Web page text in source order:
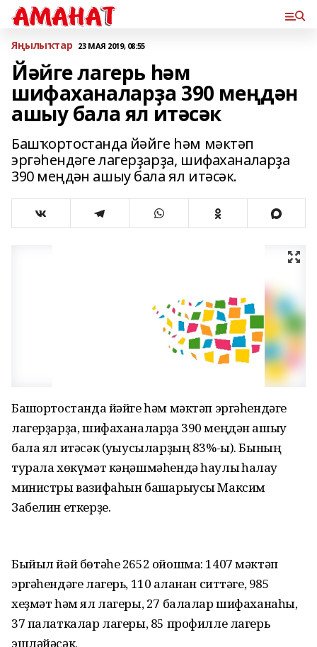
Яңылыҡтар 23 МАЯ 2019, 08:55
Йәйге лагерь һәм
шифаханаларҙа 390 меңдән
ашыу бала ял итәсәк
Башҡортостанда йәйге һәм мәктәп
эргәһендәге лагерҙарҙа, шифаханаларҙа
390 меңдән ашыу бала ял итәсәк.
Башҡортостанда йәйге һәм мәктәп эргәһендәге
лагерҙарҙа, шифаханаларҙа 390 меңдән ашыу
бала ял итәсәк (уҡыусыларҙың 83%-ы). Бының
турала хөкүмәт кәңәшмәһендә һаулыҡ һаҡлау
министры вазифаһын башҡарыусы Максим
Забелин еткерҙе.
Быйыл йәй бөтәһе 2652 ойошма: 1407 мәктәп
эргәһендәге лагерь, 110 ҡаланан ситтәге, 985
хеҙмәт һәм ял лагеры, 27 балалар шифаханаһы,
37 палаткалар лагеры, 85 профилле лагерь
эшләйәсәк.